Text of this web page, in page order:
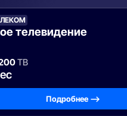
телевидение
ТВ
Подробнее —>